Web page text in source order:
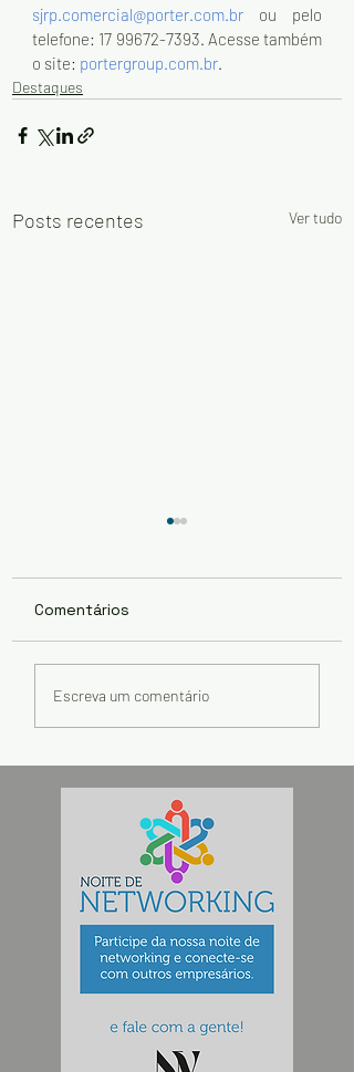
sjrp.comercial@porter.com.br ou pelo
telefone: 17 99672-7393. Acesse também
o site: portergroup.com.br.
Destaques
Posts recentes Ver tudo
Empresários
invisíveis quebram
empresas
Comentários
Escreva um comentário